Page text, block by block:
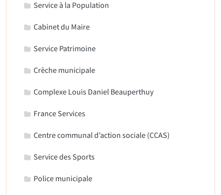
Service à la Population
Cabinet du Maire
Service Patrimoine
Crèche municipale
Complexe Louis Daniel Beauperthuy
France Services
Centre communal d’action sociale (CCAS)
Service des Sports
Police municipale